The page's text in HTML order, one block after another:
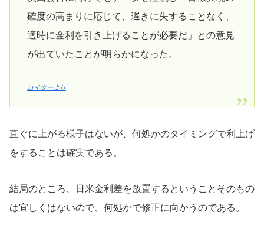
確度の高まりに応じて、遅きに失することなく、
適時に金利を引き上げることが必要だ」との意見
が出ていたことが明らかになった。
ロイターより
直ぐに上がる様子はないが、何処かのタイミングで利上げ
をすることは確実である。
結局のところ、日米金利差を放置するということそのもの
は宜しくはないので、何処かで修正に向かうのである。